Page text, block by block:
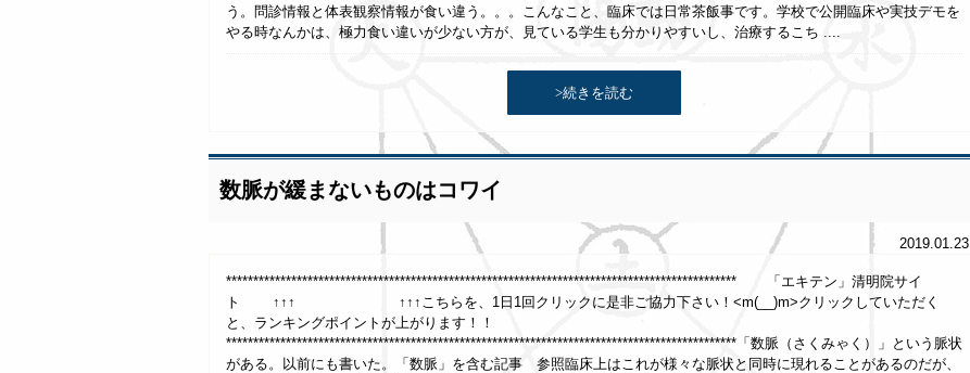
う。問診情報と体表観察情報が食い違う。。。こんなこと、臨床では日常茶飯事です。学校で公開臨床や実技デモを
やる時なんかは、極力食い違いが少ない方が、見ている学生も分かりやすいし、治療するこち ....
>続きを読む
数脈が緩まないものはコワイ
2019.01.23
********************************************************************************************** 「エキテン」清明院サイ
ト ↑↑↑ ↑↑↑こちらを、1日1回クリックに是非ご協力下さい！<m(__)m>クリックしていただく
と、ランキングポイントが上がります！！
**********************************************************************************************「数脈（さくみゃく）」という脈状
がある。以前にも書いた。「数脈」を含む記事 参照臨床上はこれが様々な脈状と同時に現れることがあるのだが、